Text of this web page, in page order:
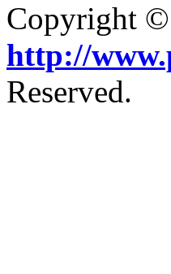
Copyright
http://
Reserved.